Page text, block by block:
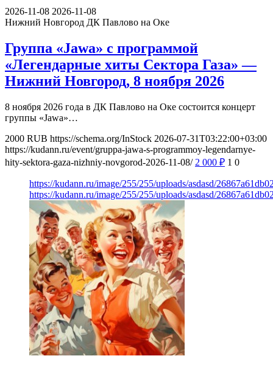
2026-11-08 2026-11-08
Нижний Новгород ДК Павлово на Оке
Группа «Jawa» с программой
«Легендарные хиты Сектора Газа» —
Нижний Новгород, 8 ноября 2026
8 ноября 2026 года в ДК Павлово на Оке состоится концерт
группы «Jawa»…
2000 RUB https://schema.org/InStock 2026-07-31T03:22:00+03:00
https://kudann.ru/event/gruppa-jawa-s-programmoy-legendarnye-
hity-sektora-gaza-nizhniy-novgorod-2026-11-08/ 2 000 ₽ 1 0
https://kudann.ru/image/255/255/uploads/asdasd/
https://kudann.ru/image/255/255/uploads/asdasd/